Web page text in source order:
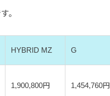
。
HYBRID MZ G
1,900,800円 1,454,760円